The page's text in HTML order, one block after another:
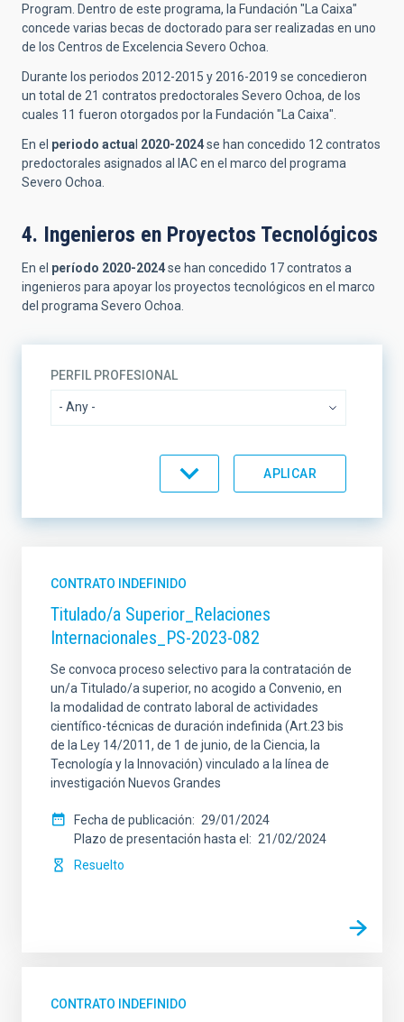
Program. Dentro de este programa, la Fundación "La Caixa"
concede varias becas de doctorado para ser realizadas en uno
de los Centros de Excelencia Severo Ochoa.
Durante los periodos 2012-2015 y 2016-2019 se concedieron
un total de 21 contratos predoctorales Severo Ochoa, de los
cuales 11 fueron otorgados por la Fundación "La Caixa".
En el periodo actual 2020-2024se han concedido 12 contratos
predoctorales asignados al IAC en el marco del programa
Severo Ochoa.
4. Ingenieros en Proyectos Tecnológicos
En el período 2020-2024se han concedido 17 contratos a
ingenieros para apoyar los proyectos tecnológicos en el marco
del programa Severo Ochoa.
PERFIL PROFESIONAL
MODALIDAD CONTRACTUAL
DURACIÓN
CATEGORÍA PROFESIONAL
CONTRATO INDEFINIDO
Titulado/a Superior_Relaciones
Internacionales_PS-2023-082
Se convoca proceso selectivo para la contratación de
un/a Titulado/a superior, no acogido a Convenio, en
la modalidad de contrato laboral de actividades
científico-técnicas de duración indefinida (Art.23 bis
de la Ley 14/2011, de 1 de junio, de la Ciencia, la
Tecnología y la Innovación) vinculado a la línea de
investigación Nuevos Grandes
Fecha de publicación
29/01/2024
Plazo de presentación hasta el
21/02/2024
Resuelto
CONTRATO INDEFINIDO